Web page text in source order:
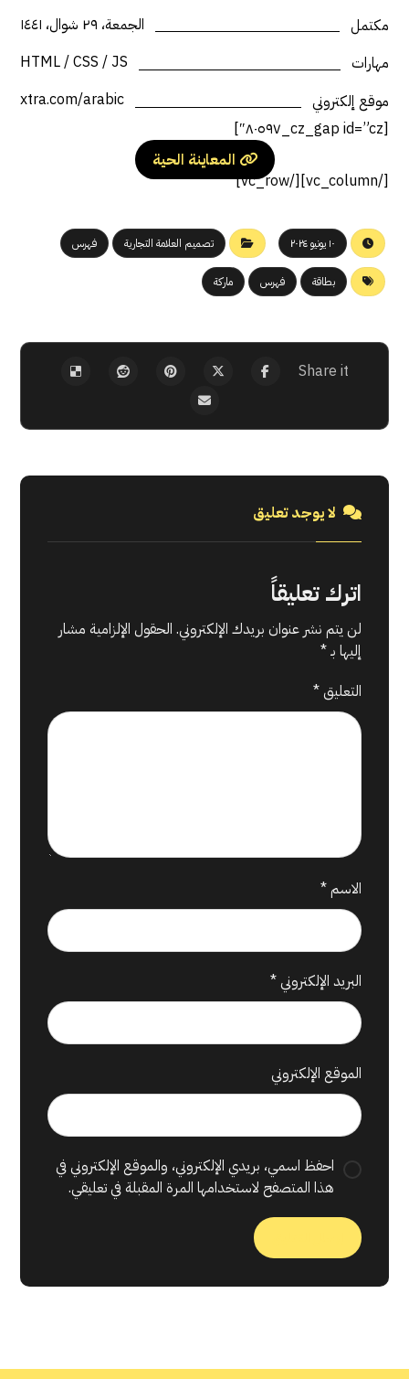
مكتمل
الجمعة، ٢٩ شوال، ١٤٤١
مهارات
HTML / CSS / JS
موقع إلكتروني
xtra.com/arabic
[cz_gap id=”cz_٨٠٥٩٧″]
المعاينة الحية
[/vc_column][/vc_row]
١٠ يونيو ٢٠٢٤ تصميم العلامة التجارية فهرس
بطاقة فهرس ماركة
لا يوجد تعليق
اترك تعليقاً
لن يتم نشر عنوان بريدك الإلكتروني. الحقول الإلزامية مشار
إليها بـ*
التعليق*
الاسم*
البريد الإلكتروني*
الموقع الإلكتروني
احفظ اسمي، بريدي الإلكتروني، والموقع الإلكتروني في
هذا المتصفح لاستخدامها المرة المقبلة في تعليقي.